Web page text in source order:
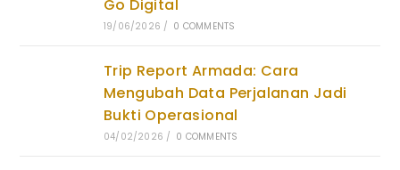
Go Digital
19/06/2026 / 0 COMMENTS
Trip Report Armada: Cara
Mengubah Data Perjalanan Jadi
Bukti Operasional
04/02/2026 / 0 COMMENTS